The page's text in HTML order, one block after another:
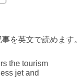
を英文で読めます。
the tourism
jet and